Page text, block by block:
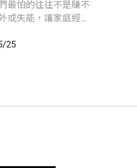
最怕的往往不是賺不
或失能，讓家庭經濟
建構三道財務防線。
25